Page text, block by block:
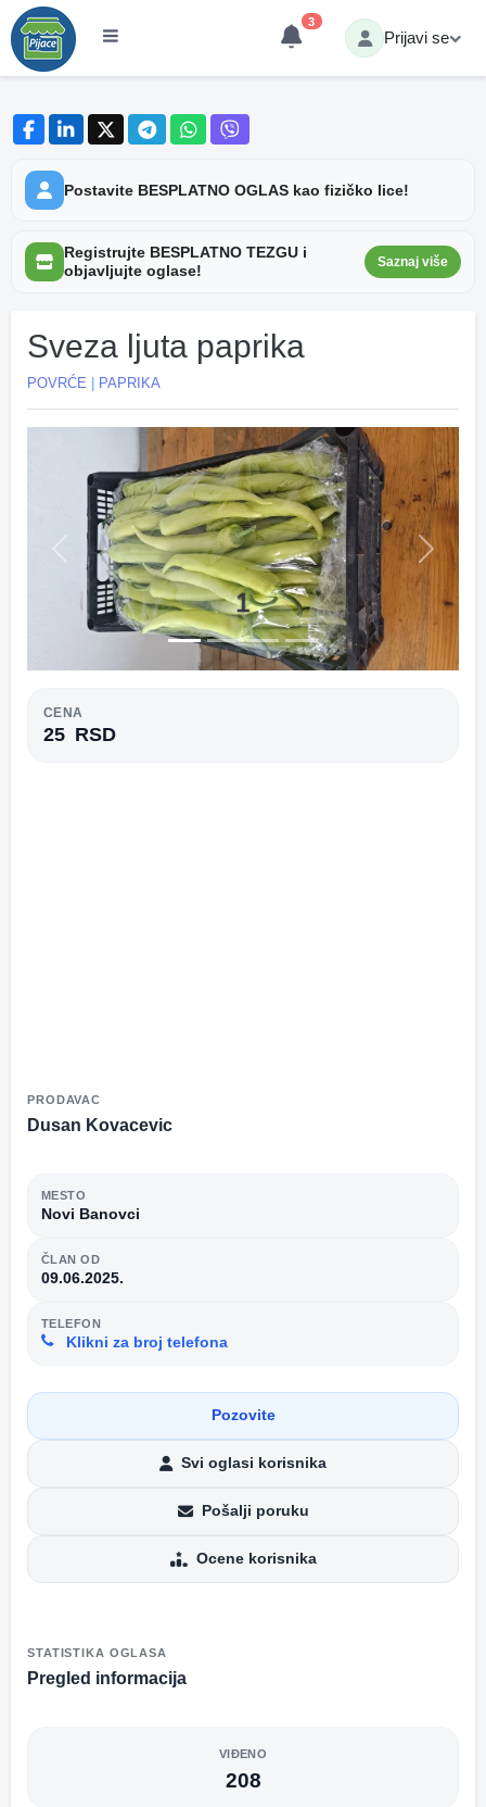
3
Prijavi se
Postavite BESPLATNO OGLAS kao fizičko lice!
Registrujte BESPLATNO TEZGU i
objavljujte oglase!
Saznaj više
Sveza ljuta paprika
POVRĆE PAPRIKA
1
Previous Next
CENA
25 RSD
PRODAVAC
Dusan Kovacevic
MESTO
Novi Banovci
ČLAN OD
09.06.2025.
TELEFON
Klikni za broj telefona
Pozovite
Svi oglasi korisnika
Pošalji poruku
Ocene korisnika
STATISTIKA OGLASA
Pregled informacija
VIĐENO
208